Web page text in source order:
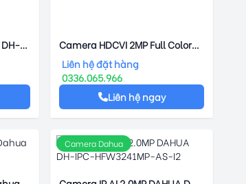
DH-
Camera HDCVI 2MP Full Color
DAHUA DH-HAC-HFW1239TP-
LED
Liên hệ đặt hàng
0336.065.966
Liên hệ ngay
Camera Dahua